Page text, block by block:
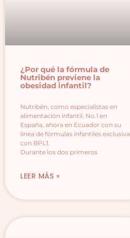
¿Por qué la fórmula de
Nutribén previene la
obesidad infantil?
Nutribén, como especialistas en
alimentación infantil, No.1 en
España, ahora en Ecuador con su
línea de fórmulas infantiles exclusiva
con BPL1.
Durante los dos primeros
LEER MÁS »